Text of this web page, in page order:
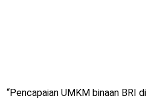
“Pencapaian UMKM binaan BRI